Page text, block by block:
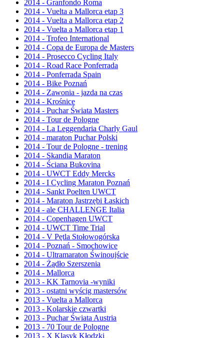
2014 - Granfondo Roma
2014 - Vuelta a Mallorca etap 3
2014 - Vuelta a Mallorca etap 2
2014 - Vuelta a Mallorca etap 1
2014 - Trofeo International
2014 - Copa de Europa de Masters
2014 - Prosecco Cycling Italy
2014 - Road Race Ponferrada
2014 - Ponferrada Spain
2014 - Bike Poznań
2014 - Zawonia - jazda na czas
2014 - Krośnice
2014 - Puchar Świata Masters
2014 - Tour de Pologne
2014 - La Leggendaria Charly Gaul
2014 - maraton Puchar Polski
2014 - Tour de Pologne - trening
2014 - Skandia Maraton
2014 - Ściana Bukovina
2014 - UWCT Eddy Mercks
2014 - I Cycling Maraton Poznań
2014 - Sankt Poelten UWCT
2014 - Maraton Jastrzębi Łaskich
2014 - ale CHALLENGE Italia
2014 - Copenhagen UWCT
2014 - UWCT Time Trial
2014 - V Pętla Stołowogórska
2014 - Poznań - Smochowice
2014 - Ultramaraton Świnoujście
2014 - Żądło Szerszenia
2014 - Mallorca
2013 - KK Tarnovia -wyniki
2013 - ostatni wyścig mastersów
2013 - Vuelta a Mallorca
2013 - Kolarskie czwartki
2013 - Puchar Świata Austria
2013 - 70 Tour de Pologne
2013 - X Klasyk Kłodzki